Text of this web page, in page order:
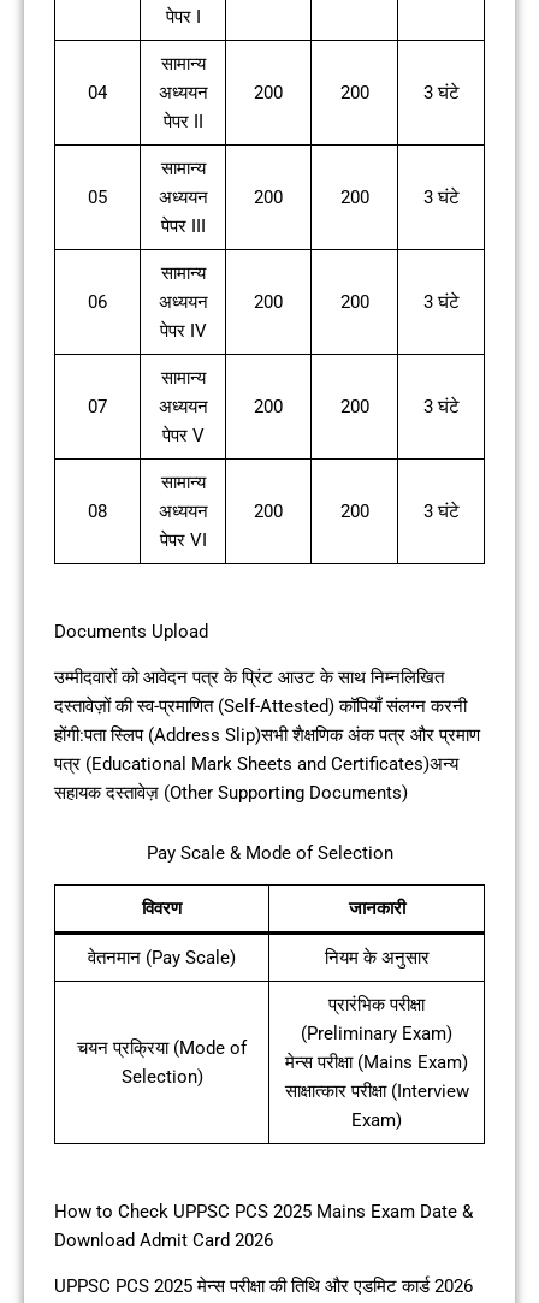
पेपर I
04
सामान्य
अध्ययन
पेपर II
200 200 3 घंटे
05
सामान्य
अध्ययन
पेपर III
200 200 3 घंटे
06
सामान्य
अध्ययन
पेपर IV
200 200 3 घंटे
07
सामान्य
अध्ययन
पेपर V
200 200 3 घंटे
08
सामान्य
अध्ययन
पेपर VI
200 200 3 घंटे
Documents Upload
उम्मीदवारों को आवेदन पत्र के प्रिंट आउट के साथ निम्नलिखित
दस्तावेज़ों की स्व-प्रमाणित (Self-Attested) कॉपियाँ संलग्न करनी
होंगी:पता स्लिप (Address Slip)सभी शैक्षणिक अंक पत्र और प्रमाण
पत्र (Educational Mark Sheets and Certificates)अन्य
सहायक दस्तावेज़ (Other Supporting Documents)
Pay Scale & Mode of Selection
विवरण जानकारी
वेतनमान (Pay Scale) नियम के अनुसार
चयन प्रक्रिया (Mode of
Selection)
प्रारंभिक परीक्षा
(Preliminary Exam)
मेन्स परीक्षा (Mains Exam)
साक्षात्कार परीक्षा (Interview
Exam)
How to Check UPPSC PCS 2025 Mains Exam Date &
Download Admit Card 2026
UPPSC PCS 2025 मेन्स परीक्षा की तिथि और एडमिट कार्ड 2026